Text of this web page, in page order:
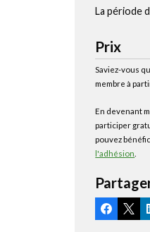
La période
Prix
Saviez-vous
membre à
En devenant
participer
pouvez
l'adhésion
X